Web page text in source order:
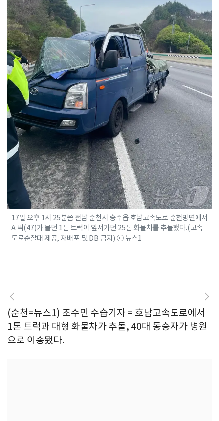
17일 오후 1시 25분쯤 전남 순천시 승주읍 호남고속도로 순천방면에서
A 씨(47)가 몰던 1톤 트럭이 앞서가던 25톤 화물차를 추돌했다.(고속
도로순찰대 제공, 재배포 및 DB 금지) ⓒ 뉴스1
(순천=뉴스1) 조수민 수습기자 = 호남고속도로에서
1톤 트럭과 대형 화물차가 추돌, 40대 동승자가 병원
으로 이송됐다.